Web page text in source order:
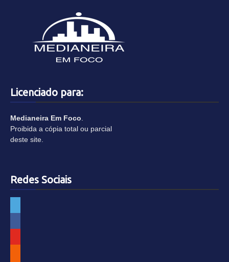
Licenciado para:
Medianeira Em Foco
Proibida a cópia total ou parcial
deste site.
Redes Sociais